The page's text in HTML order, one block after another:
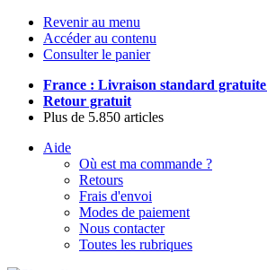
Revenir au menu
Accéder au contenu
Consulter le panier
France : Livraison standard gratuite
Retour gratuit
Plus de 5.850 articles
Aide
Où est ma commande ?
Retours
Frais d'envoi
Modes de paiement
Nous contacter
Toutes les rubriques